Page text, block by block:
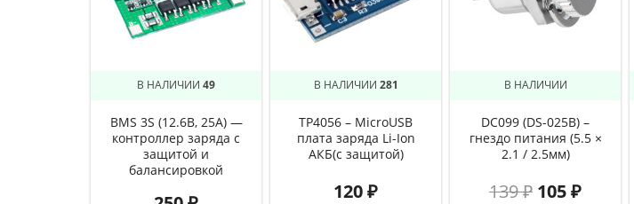
В НАЛИЧИИ 49
BMS 3S (12.6В, 25А) —
контроллер заряда с
защитой и
балансировкой
В НАЛИЧИИ 281
TP4056 – MicroUSB
плата заряда Li-Ion
АКБ(с защитой)
120₽
В НАЛИЧИИ
DC099 (DS-025B) –
гнездо питания (5.5 ×
2.1 / 2.5мм)
139₽ 105₽